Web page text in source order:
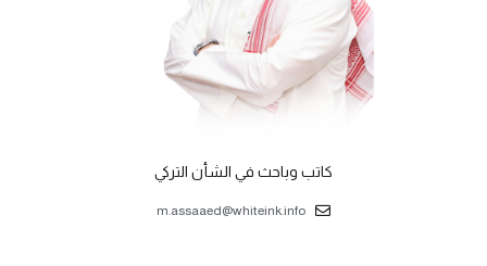
كاتب وباحث في الشأن التركي
m.assaaed@whiteink.info